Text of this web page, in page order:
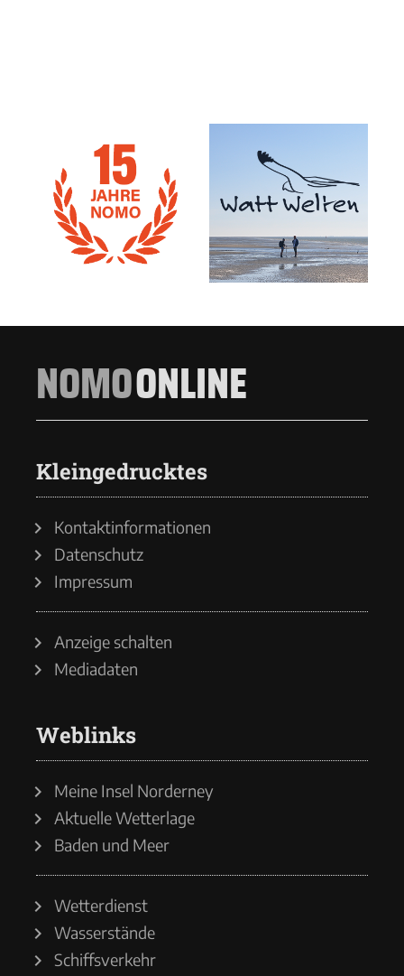
NOMOONLINE
Kleingedrucktes
Kontaktinformationen
Datenschutz
Impressum
Anzeige schalten
Mediadaten
Weblinks
Meine Insel Norderney
Aktuelle Wetterlage
Baden und Meer
Wetterdienst
Wasserstände
Schiffsverkehr